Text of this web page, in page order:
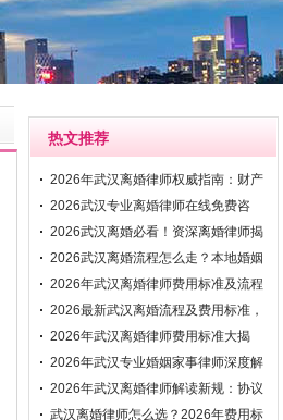
热文推荐
2026年武汉离婚律师权威指南：财产
分割与抚
2026武汉专业离婚律师在线免费咨
询：快速解
2026武汉离婚必看！资深离婚律师揭
秘财产分
2026武汉离婚流程怎么走？本地婚姻
家事律师
2026年武汉离婚律师费用标准及流程
解析：资
2026最新武汉离婚流程及费用标准，
专业武汉
2026年武汉离婚律师费用标准大揭
秘！附协议
2026年武汉专业婚姻家事律师深度解
析离婚程
2026年武汉离婚律师解读新规：协议
与诉讼离
武汉离婚律师怎么选？2026年费用标